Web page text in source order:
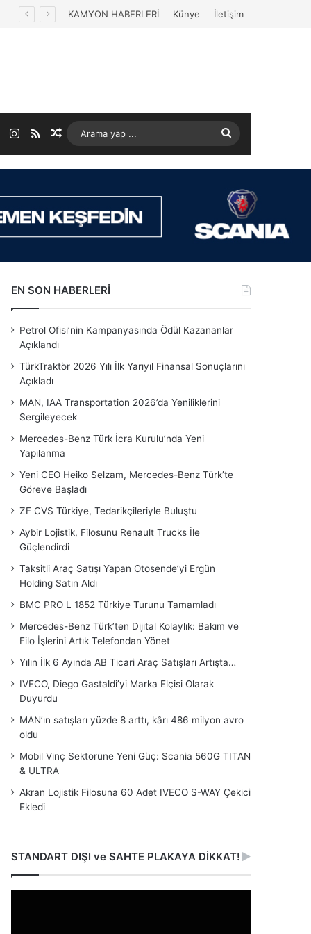
KAMYON HABERLERİ Künye İletişim
Instagram
RSSRastgele Makale
Arama
yap
EN SON HABERLERİ
Petrol Ofisi’nin Kampanyasında Ödül Kazananlar
Açıklandı
TürkTraktör 2026 Yılı İlk Yarıyıl Finansal Sonuçlarını
Açıkladı
MAN, IAA Transportation 2026’da Yeniliklerini
Sergileyecek
Mercedes-Benz Türk İcra Kurulu’nda Yeni
Yapılanma
Yeni CEO Heiko Selzam, Mercedes-Benz Türk’te
Göreve Başladı
ZF CVS Türkiye, Tedarikçileriyle Buluştu
Aybir Lojistik, Filosunu Renault Trucks İle
Güçlendirdi
Taksitli Araç Satışı Yapan Otosende’yi Ergün
Holding Satın Aldı
BMC PRO L 1852 Türkiye Turunu Tamamladı
Mercedes-Benz Türk’ten Dijital Kolaylık: Bakım ve
Filo İşlerini Artık Telefondan Yönet
Yılın İlk 6 Ayında AB Ticari Araç Satışları Artışta…
IVECO, Diego Gastaldi’yi Marka Elçisi Olarak
Duyurdu
MAN’ın satışları yüzde 8 arttı, kârı 486 milyon avro
oldu
Mobil Vinç Sektörüne Yeni Güç: Scania 560G TITAN
& ULTRA
Akran Lojistik Filosuna 60 Adet IVECO S-WAY Çekici
Ekledi
STANDART DIŞI ve SAHTE PLAKAYA DİKKAT!